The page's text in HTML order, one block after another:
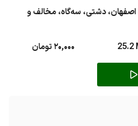
دشتی، سه‌گاه، مخالف و
25.2 20,000 تومان